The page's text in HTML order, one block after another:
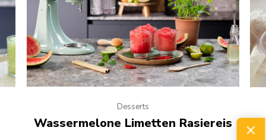
Desserts
Wassermelone Limetten Rasiereis